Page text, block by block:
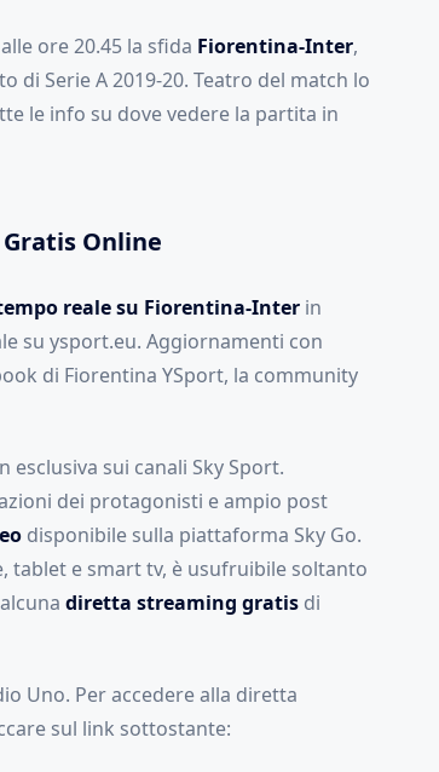
ore 20.45 la sfida Fiorentina-Inter,
di Serie A 2019-20. Teatro del match lo
le info su dove vedere la partita in
Online
reale su Fiorentina-Interin
su ysport.eu. Aggiornamenti con
di Fiorentina YSport, la community
esclusiva sui canali Sky Sport.
dei protagonisti e ampio post
disponibile sulla piattaforma Sky Go.
tablet e smart tv, è usufruibile soltanto
diretta streaming gratisdi
Uno. Per accedere alla diretta
sul link sottostante: